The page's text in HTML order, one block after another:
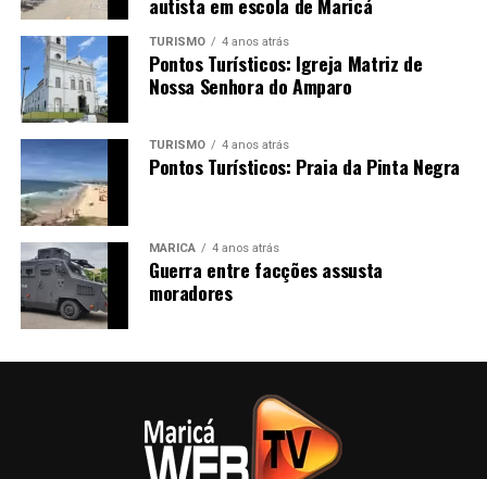
Maricá Web TV — informação, cidadania e jornalismo
local.
Acompanhe a Maricá Web TV
Facebook e fique por dentro das principais notícias de
Maricá, da Região Metropolitana e do Estado do Rio de
Janeiro.
#RobsonDutra #Direitos #Neurodiversidade
TURISMO 4 anos atrás
Pontos Turísticos: Igreja Matriz de
Nossa Senhora do Amparo
TURISMO 4 anos atrás
Pontos Turísticos: Praia da Pinta Negra
MARICÁ 4 anos atrás
Guerra entre facções assusta
moradores